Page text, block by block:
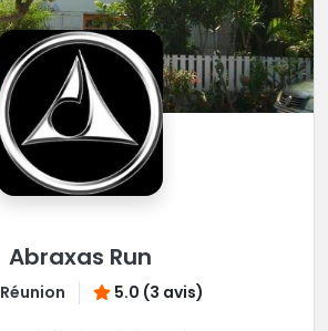
Abraxas Run
Réunion 5.0 (3 avis)